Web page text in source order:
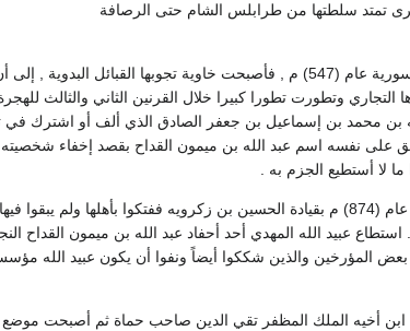
تمتد سلطتها من طرابلس الشام حتى الرصافة
لحق سلمية الخراب إثر اجتياح الفرس لها عند احتلالهم لسورية عام (547) م , فأصبحت
(754) م فاستعادت مركزها التجاري وتطورت تطورا كبيرا خلال القرنين الثاني
بن محمد بن إسماعيل بن جعفر الصادق الذي ألف أو اشترك في
على نفسه اسم عبد الله بن ميمون القداح بقصد إخفاء شخصيته
لا أستطيع الجزم به .
وهاجم القرامطة سلمية في أواخر القرن الثالث للهجرة عام (874) م بقيادة الحسين بن زكرويه
عبيد الله المهدي أحد أحفاد عبد الله بن ميمون القداح
بعض المؤرخين والذين شككوا أيضاً ونفوا أن يكون عبيد الله
ابن أخيه الملك المظفر تقي الدين صاحب حماة ثم أصبحت موضع